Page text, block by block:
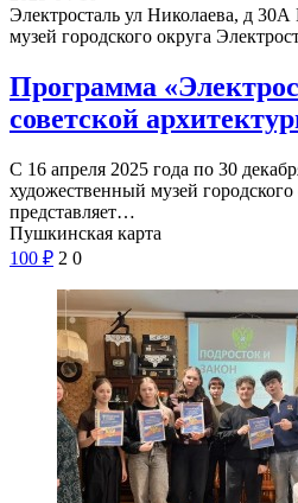
Электросталь ул Николаева, д 30А
музей городского округа
Программа
советской
С 16 апреля 2025 года по 30
художественный музей городского
представляет…
Пушкинская карта
100 ₽ 2 0